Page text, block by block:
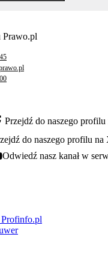
Prawo.pl
- otwiera się w nowej karcie
Przejdź do naszego profilu
się w nowej karcie
do naszego profilu
- otwiera się w nowej karcie
Odwiedź nasz kanał w